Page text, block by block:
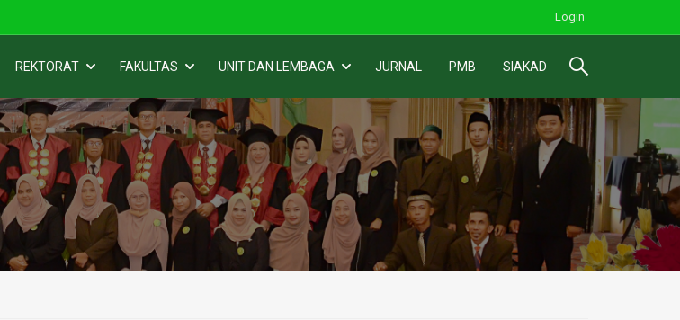
Login
REKTORAT FAKULTAS UNIT DAN LEMBAGA JURNAL PMB SIAKAD